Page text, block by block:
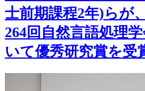
士前期課程2年)らが
264回自然言語処理
いて優秀研究賞を受